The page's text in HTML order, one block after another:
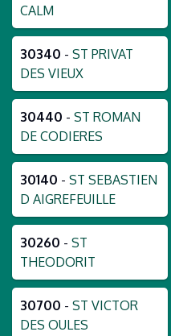
CALM
30340 - ST PRIVAT
DES VIEUX
30440 - ST ROMAN
DE CODIERES
30140 - ST SEBASTIEN
D AIGREFEUILLE
30260 - ST
THEODORIT
30700 - ST VICTOR
DES OULES